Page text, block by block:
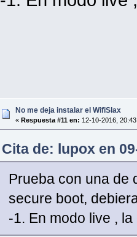
No me deja instalar el WifiSlax
« Respuesta #11 en: 12-10-2016,
Cita de: lupox en
Prueba con una de
secure boot,
-1. En modo live ,